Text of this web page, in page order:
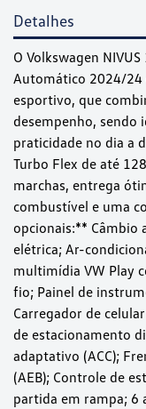
Detalhes
O Volkswagen
Automático 2024/24
esportivo, que
desempenho, sendo
praticidade no dia a
Turbo Flex de até
marchas, entrega
combustível e uma
opcionais:** Câmbio
elétrica; Ar-
multimídia VW Play
fio; Painel de
Carregador de
de estacionamento
adaptativo (ACC);
(AEB); Controle de
partida em rampa; 6